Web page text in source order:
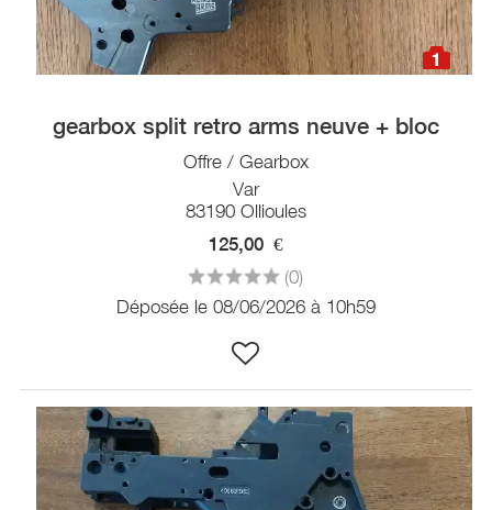
1
gearbox split retro arms neuve + bloc
Offre / Gearbox
Var
83190 Ollioules
125,00 €
(0)
Déposée le 08/06/2026 à 10h59